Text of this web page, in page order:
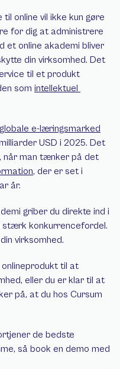
online vil ikke kun gøre
for dig at administrere
et online akademi bliver
din virksomhed. Det
til et produkt
som intellektuel
e-læringsmarked
USD i 2025. Det
når man tænker på det
, der er set i
år.
griber du direkte ind i
stærk konkurrencefordel.
virksomhed.
til at
eller du er klar til at
på, at du hos Cursum
de bedste
så book en demo med